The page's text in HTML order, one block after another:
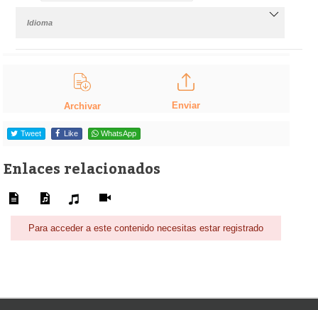
Idioma
Archivar Enviar
Tweet Like WhatsApp
Enlaces relacionados
Para acceder a este contenido necesitas estar registrado